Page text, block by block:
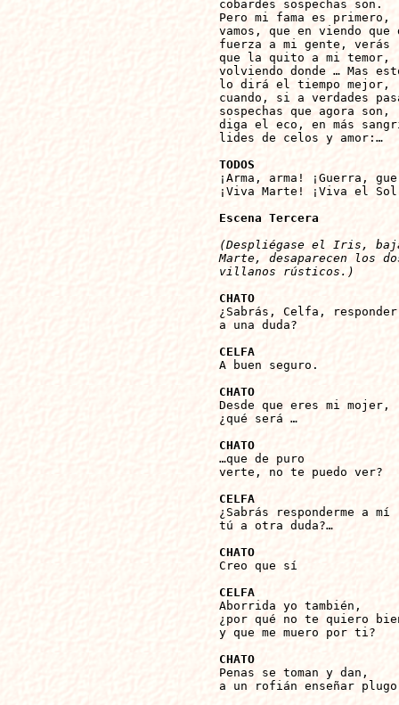
cobardes sospechas son.
Pero mi fama es primero,
vamos, que en viendo que
fuerza a mi gente, verás
que la quito a mi temor,
volviendo donde … Mas
lo dirá el tiempo mejor,
cuando, si a verdades
sospechas que agora son,
diga el eco, en más
lides de celos y amor:…
TODOS
¡Arma, arma! ¡Guerra,
¡Viva Marte! ¡Viva el
Escena Tercera
(Despliégase el Iris,
Marte, desaparecen los
villanos rústicos.)
CHATO
¿Sabrás, Celfa, responder
a una duda?
CELFA
A buen seguro.
CHATO
Desde que eres mi mojer,
¿qué será …
CHATO
…que de puro
verte, no te puedo ver?
CELFA
¿Sabrás responderme a mí
tú a otra duda?…
CHATO
Creo que sí
CELFA
Aborrida yo también,
¿por qué no te quiero
y que me muero por ti?
CHATO
Penas se toman y dan,
a un rofián enseñar